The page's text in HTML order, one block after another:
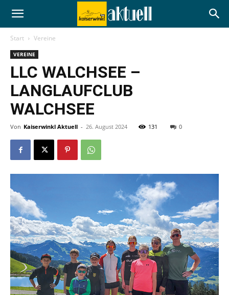
Start Vereine
VEREINE
LLC WALCHSEE –
LANGLAUFCLUB
WALCHSEE
Von Kaiserwinkl Aktuell - 26. August 2024 131 0